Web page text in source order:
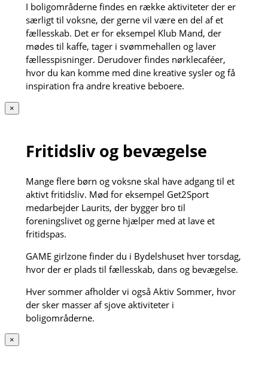
I boligområderne findes en række aktiviteter der er
særligt til voksne, der gerne vil være en del af et
fællesskab. Det er for eksempel Klub Mand, der
mødes til kaffe, tager i svømmehallen og laver
fællesspisninger. Derudover findes nørklecaféer,
hvor du kan komme med dine kreative sysler og få
inspiration fra andre kreative beboere.
×
Fritidsliv og bevægelse
Mange flere børn og voksne skal have adgang til et
aktivt fritidsliv. Mød for eksempel Get2Sport
medarbejder Laurits, der bygger bro til
foreningslivet og gerne hjælper med at lave et
fritidspas.
GAME girlzone finder du i Bydelshuset hver torsdag,
hvor der er plads til fællesskab, dans og bevægelse.
Hver sommer afholder vi også Aktiv Sommer, hvor
der sker masser af sjove aktiviteter i
boligområderne.
×